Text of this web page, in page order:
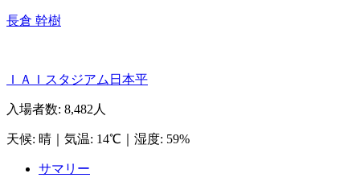
長倉 幹樹
ＩＡＩスタジアム日本平
入場者数: 8,482人
天候: 晴 気温: 14℃ 湿度: 59%
サマリー